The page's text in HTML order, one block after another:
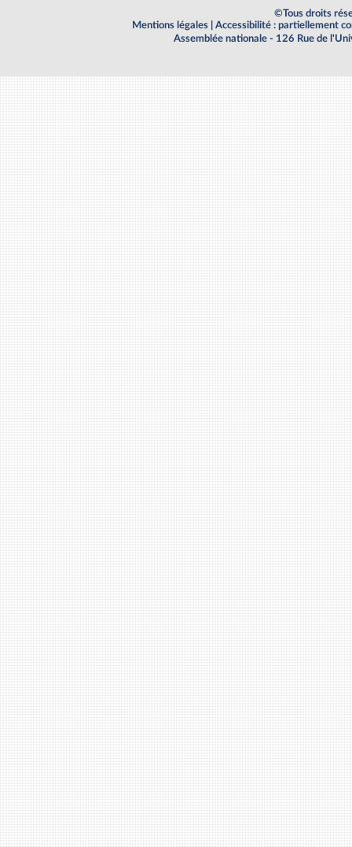
©Tous droits
Mentions légales
Accessibilité : partiellement
Assemblée nationale - 126 Rue de